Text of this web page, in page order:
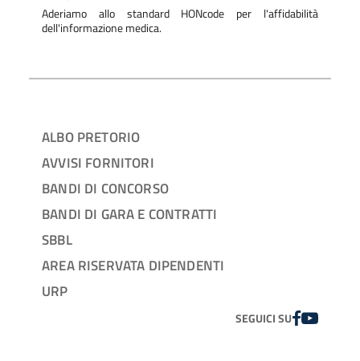
Aderiamo allo standard HONcode per l'affidabilità
dell'informazione medica.
ALBO PRETORIO
AVVISI FORNITORI
BANDI DI CONCORSO
BANDI DI GARA E CONTRATTI
SBBL
AREA RISERVATA DIPENDENTI
URP
SEGUICI SUFACEBOOK
YOUTUBE